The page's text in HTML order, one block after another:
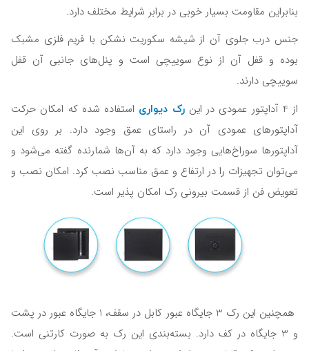
بنابراین مقاومت بسیار خوبی در برابر شرایط مختلف دارد.
جنس درب جلوی آن از شیشه سکوریت نشکن با فریم فلزی مشبک
بوده و قفل آن از نوع سوییچی است و پنل‌های جانبی آن قفل
سوییچی دارند.
از 4 آداپتور عمودی در این
رک دیواریاستفاده شده که امکان حرکت
آداپتورهای عمودی آن در راستای عمق وجود دارد. بر روی این
آداپتورها سوراخ‌هایی وجود دارد که به آن‌ها شمارنده گفته می‌شود و
می‌توان تجهیزات را در ارتفاع و عمق مناسب نصب کرد. امکان نصب و
تعویض فن از قسمت بیرونی رک امکان پذیر است.
همچنین این رک 3 جایگاه عبور کابل در سقف، 1 جایگاه عبور در پشت
و 3 جایگاه در کف دارد. بسته‌بندی این رک به صورت کارتنی است.